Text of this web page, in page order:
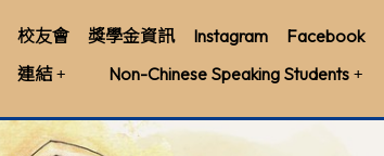
校友會 獎學金資訊 Instagram
Facebook
連結 Non-Chinese Speaking Students